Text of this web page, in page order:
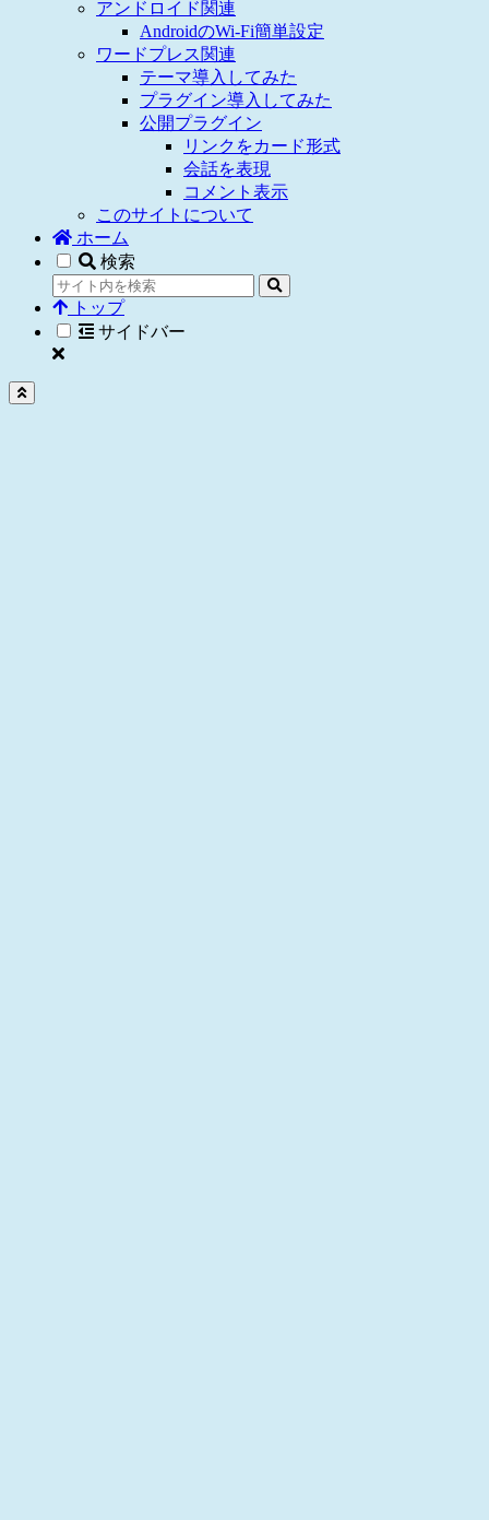
アンドロイド関連
AndroidのWi-Fi簡単設定
ワードプレス関連
テーマ導入してみた
プラグイン導入してみた
公開プラグイン
リンクをカード形式
会話を表現
コメント表示
このサイトについて
ホーム
検索
トップ
サイドバー